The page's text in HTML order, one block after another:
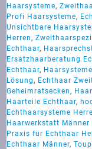
Haarsysteme,
Profi Haarsysteme,
Unsichtbare
Herren,
Echthaar,
Ersatzhaarberatung
Echthaar,
Lösung, Echthaar
Geheimratsecken,
Haarteile Echthaar,
Echthaarsysteme
Haarwerkstatt
Praxis für Echthaar
Echthaar Männer,